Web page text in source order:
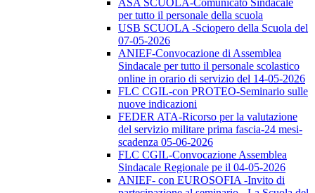
ASA SCUOLA-Comunicato Sindacale
per tutto il personale della scuola
USB SCUOLA -Sciopero della Scuola del
07-05-2026
ANIEF-Convocazione di Assemblea
Sindacale per tutto il personale scolastico
online in orario di servizio del 14-05-2026
FLC CGIL-con PROTEO-Seminario sulle
nuove indicazioni
FEDER ATA-Ricorso per la valutazione
del servizio militare prima fascia-24 mesi-
scadenza 05-06-2026
FLC CGIL-Convocazione Assemblea
Sindacale Regionale pe il 04-05-2026
ANIEF- con EUROSOFIA -Invito di